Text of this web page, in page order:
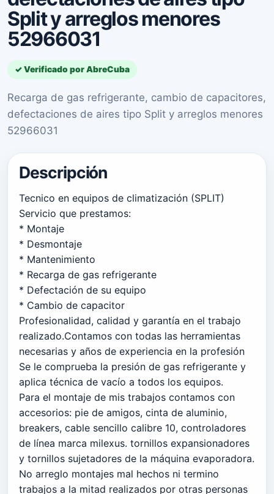
Split y arreglos menores
52966031
✓ Verificado por AbreCuba
Recarga de gas refrigerante, cambio de capacitores,
defectaciones de aires tipo Split y arreglos menores
52966031
Descripción
Tecnico en equipos de climatización (SPLIT)
Servicio que prestamos:
* Montaje
* Desmontaje
* Mantenimiento
* Recarga de gas refrigerante
* Defectación de su equipo
* Cambio de capacitor
Profesionalidad, calidad y garantía en el trabajo
realizado.Contamos con todas las herramientas
necesarias y años de experiencia en la profesión
Se le comprueba la presión de gas refrigerante y
aplica técnica de vacío a todos los equipos.
Para el montaje de mis trabajos contamos con
accesorios: pie de amigos, cinta de aluminio,
breakers, cable sencillo calibre 10, controladores
de línea marca milexus. tornillos expansionadores
y tornillos sujetadores de la máquina evaporadora.
No arreglo montajes mal hechos ni termino
trabajos a la mitad realizados por otras personas